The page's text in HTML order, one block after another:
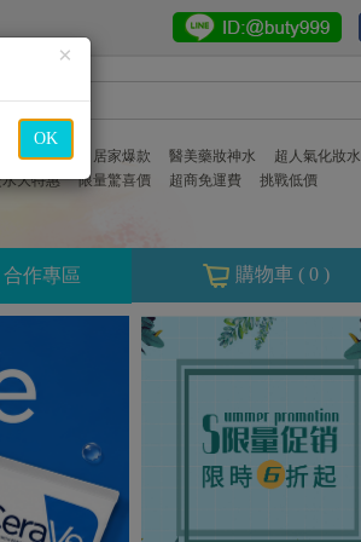
保濕聖品 居家爆款 醫美藥妝神水
超人氣化妝水
大特惠
限量驚喜價 超商免運費 挑戰低價
合作專區 購物車 ( 0 )
×
OK